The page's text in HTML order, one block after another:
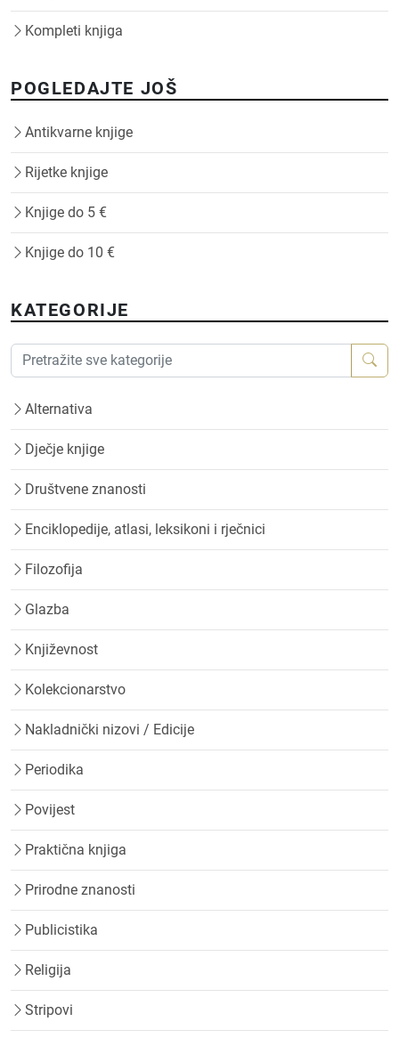
Kompleti knjiga
POGLEDAJTE JOŠ
Antikvarne knjige
Rijetke knjige
Knjige do 5 €
Knjige do 10 €
KATEGORIJE
Alternativa
Dječje knjige
Društvene znanosti
Enciklopedije, atlasi, leksikoni i rječnici
Filozofija
Glazba
Književnost
Kolekcionarstvo
Nakladnički nizovi / Edicije
Periodika
Povijest
Praktična knjiga
Prirodne znanosti
Publicistika
Religija
Stripovi